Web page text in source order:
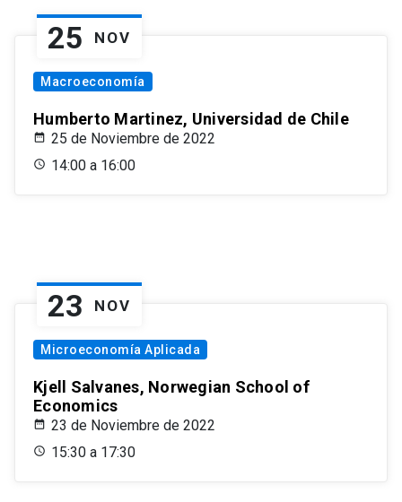
25 NOV
Macroeconomía
Humberto Martinez, Universidad de Chile
25 de Noviembre de 2022
14:00 a 16:00
23 NOV
Microeconomía Aplicada
Kjell Salvanes, Norwegian School of
Economics
23 de Noviembre de 2022
15:30 a 17:30